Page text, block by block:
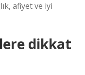
afiyet ve iyi
dikkat